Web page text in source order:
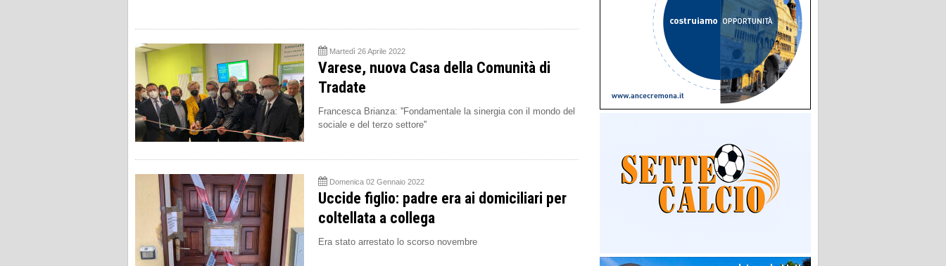
Martedì 26 Aprile 2022
Varese, nuova Casa della Comunità di
Tradate
Francesca Brianza: ''Fondamentale la sinergia con il mondo del
sociale e del terzo settore''
Domenica 02 Gennaio 2022
Uccide figlio: padre era ai domiciliari per
coltellata a collega
Era stato arrestato lo scorso novembre